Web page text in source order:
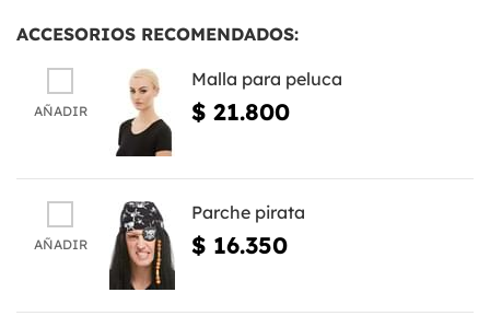
ACCESORIOS RECOMENDADOS:
AÑADIR
Malla para peluca
$ 21.800
AÑADIR
Parche pirata
$ 16.350